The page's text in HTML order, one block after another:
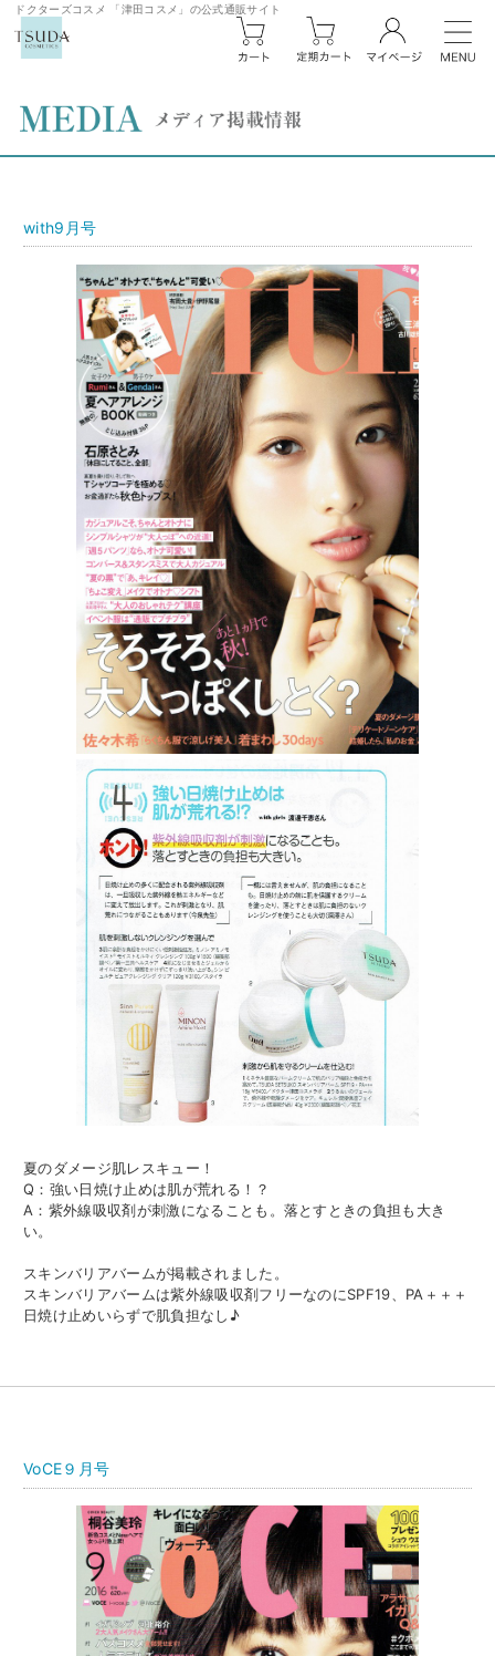
ドクターズコスメ 「津田コスメ」の公式通販サイト
with9月号
夏のダメージ肌レスキュー！
Q：強い日焼け止めは肌が荒れる！？
A：紫外線吸収剤が刺激になることも。落とすときの負担も大き
い。
スキンバリアバームが掲載されました。
スキンバリアバームは紫外線吸収剤フリーなのにSPF19、PA＋＋＋
日焼け止めいらずで肌負担なし♪
VoCE９月号